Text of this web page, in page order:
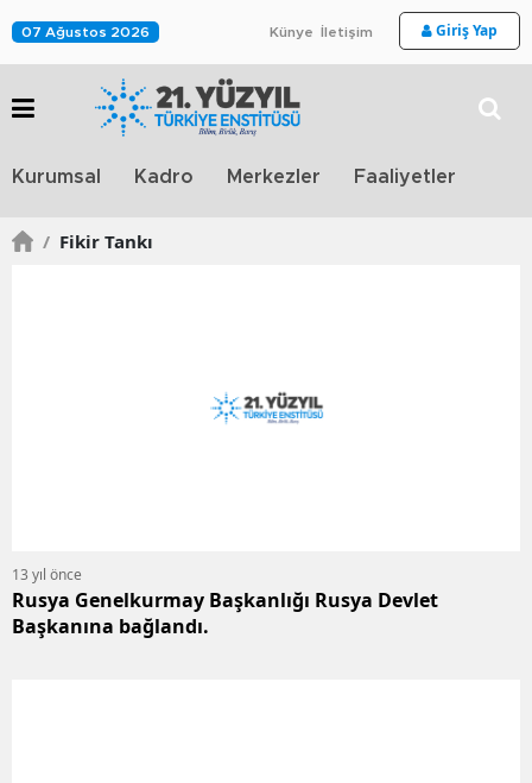
07 Ağustos 2026 Künye İletişim Giriş Yap
Kurumsal Kadro Merkezler Faaliyetler
/ Fikir Tankı
13 yıl önce
Rusya Genelkurmay Başkanlığı Rusya Devlet
Başkanına bağlandı.